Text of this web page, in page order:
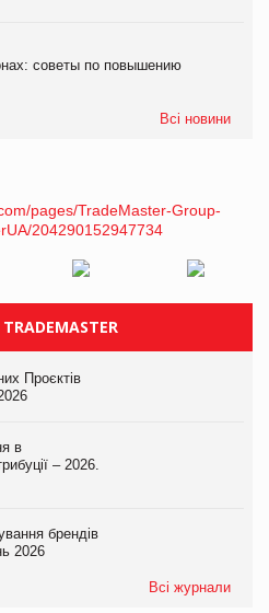
советы по повышению
Всі новини
Проєктів
в
– 2026.
брендів
2026
Всі журнали